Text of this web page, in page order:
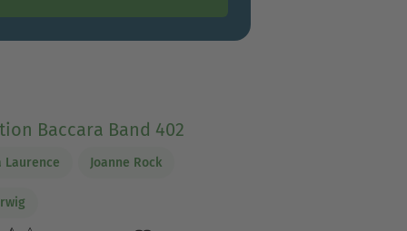
Baccara Band 402
Laurence Joanne Rock